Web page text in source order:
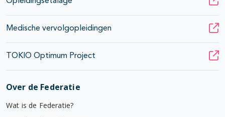
Medische vervolgopleidingen
TOKIO Optimum Project
Over de Federatie
Wat is de Federatie?